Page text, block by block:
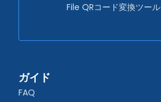
File QRコード変換ツール
ガイド
FAQ